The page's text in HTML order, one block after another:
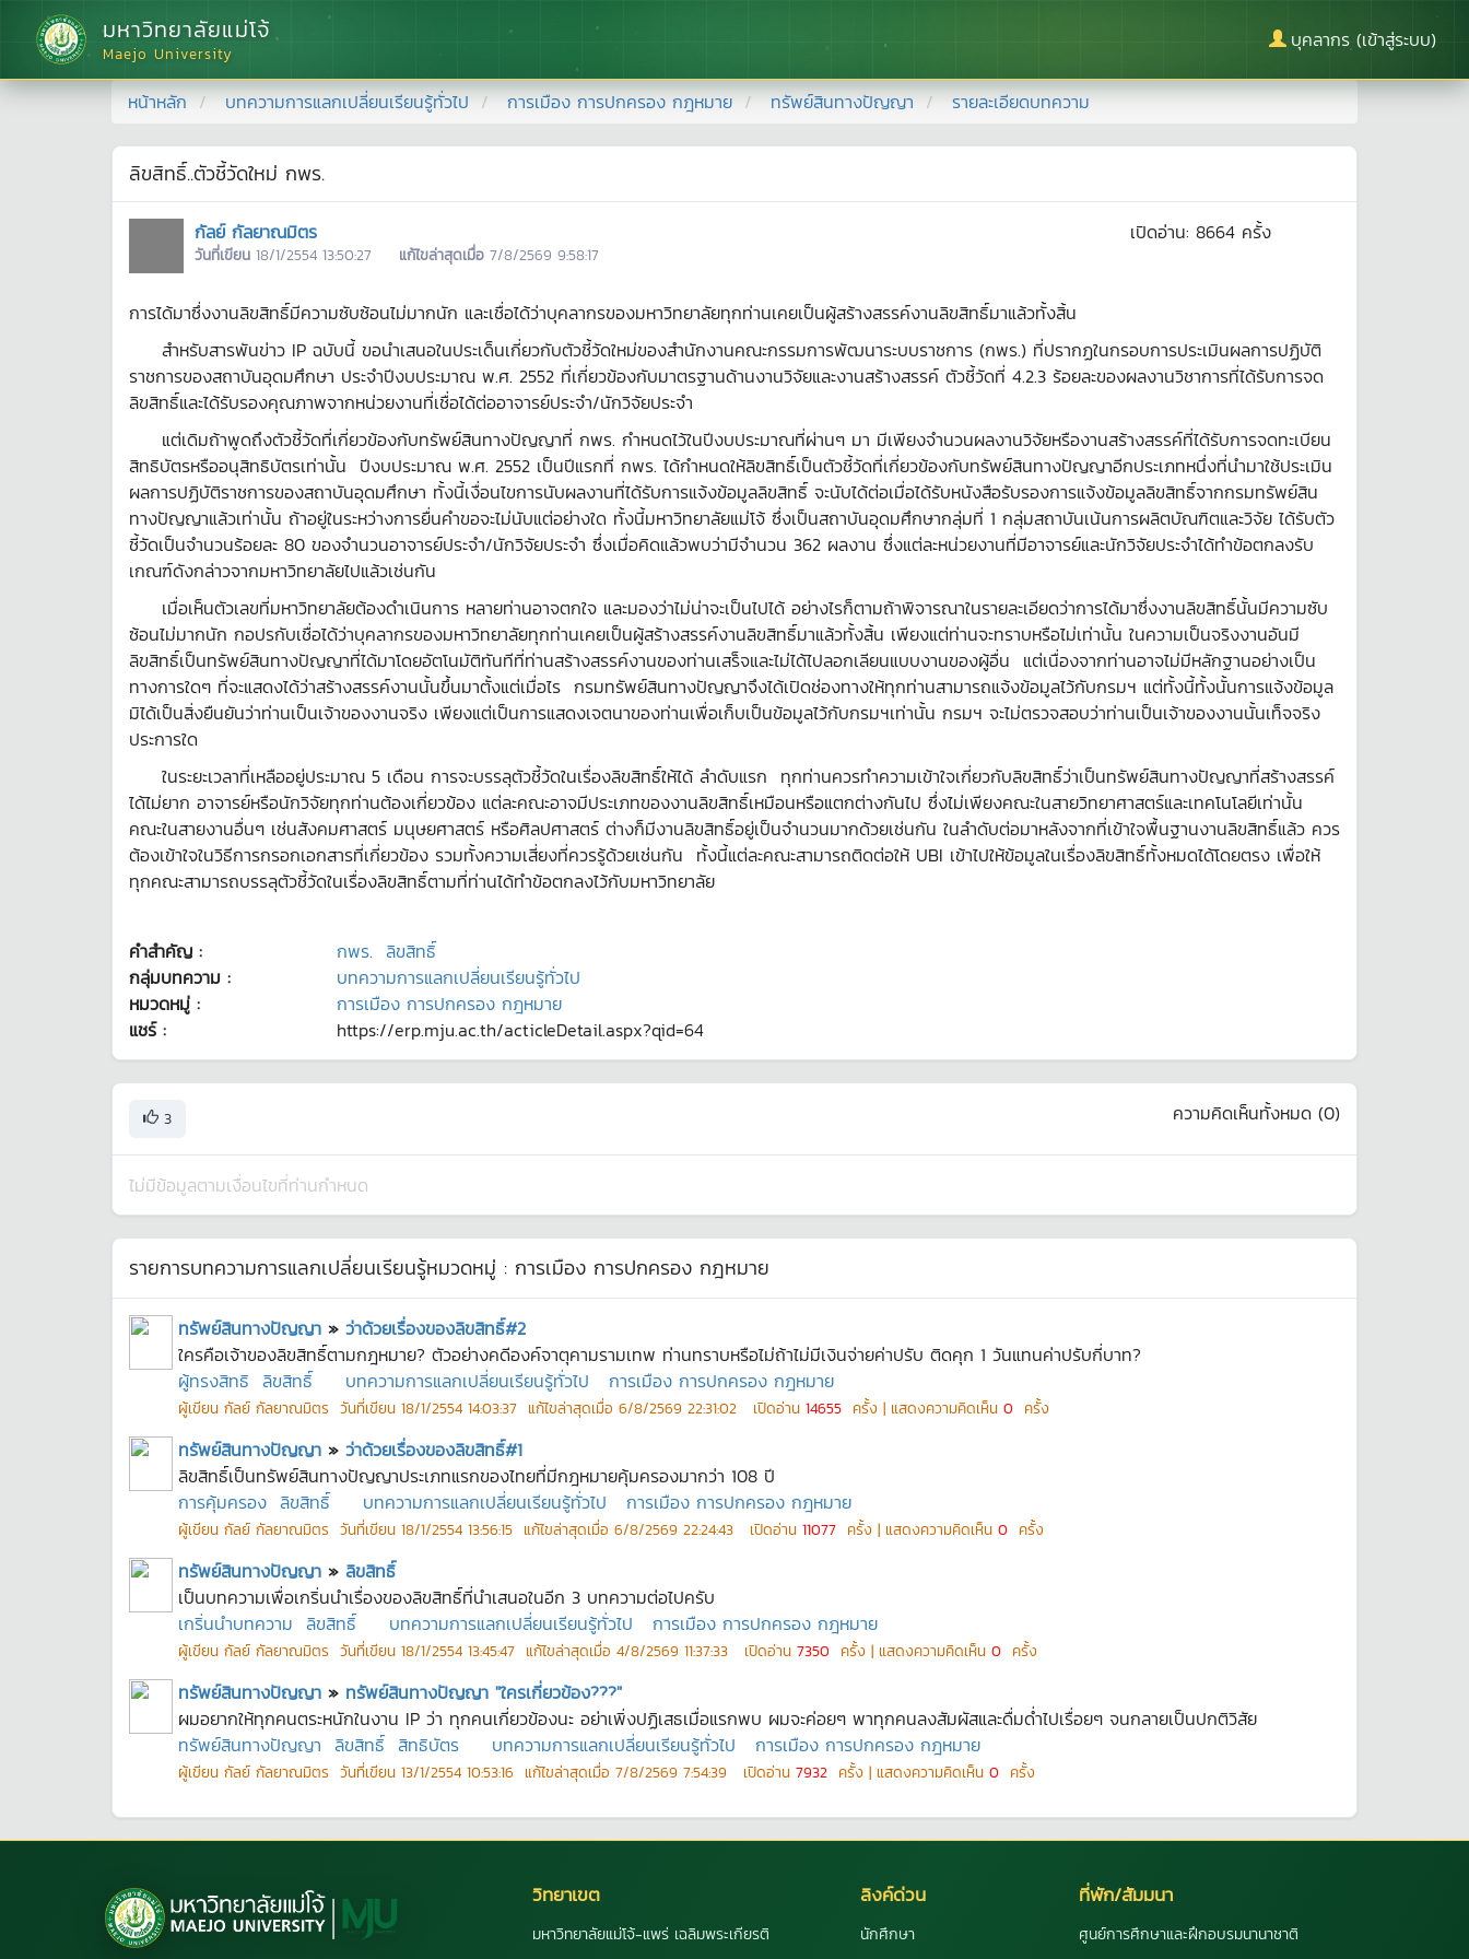
มหาวิทยาลัยแม่โจ้
Maejo University
บุคลากร (เข้าสู่ระบบ)
หน้าหลัก บทความการแลกเปลี่ยนเรียนรู้ทั่วไป การเมือง การปกครอง กฎหมาย ทรัพย์สินทางปัญญา รายละเอียดบทความ
ลิขสิทธิ์..ตัวชี้วัดใหม่ กพร.
กัลย์ กัลยาณมิตร
วันที่เขียน 18/1/2554 13:50:27 แก้ไขล่าสุดเมื่อ 7/8/2569 9:58:17
เปิดอ่าน: 8664 ครั้ง
การได้มาซึ่งงานลิขสิทธิ์มีความซับซ้อนไม่มากนัก และเชื่อได้ว่าบุคลากรของมหาวิทยาลัยทุกท่านเคยเป็นผู้สร้างสรรค์งานลิขสิทธิ์มาแล้วทั้งสิ้น
สำหรับสารพันข่าว IP ฉบับนี้ ขอนำเสนอในประเด็นเกี่ยวกับตัวชี้วัดใหม่ของสำนักงานคณะกรรมการพัฒนาระบบราชการ (กพร.) ที่ปรากฏในกรอบการประเมินผลการปฏิบัติ
ราชการของสถาบันอุดมศึกษา ประจำปีงบประมาณ พ.ศ. 2552 ที่เกี่ยวข้องกับมาตรฐานด้านงานวิจัยและงานสร้างสรรค์ ตัวชี้วัดที่ 4.2.3 ร้อยละของผลงานวิชาการที่ได้รับการจด
ลิขสิทธิ์และได้รับรองคุณภาพจากหน่วยงานที่เชื่อได้ต่ออาจารย์ประจำ/นักวิจัยประจำ
แต่เดิมถ้าพูดถึงตัวชี้วัดที่เกี่ยวข้องกับทรัพย์สินทางปัญญาที่ กพร. กำหนดไว้ในปีงบประมาณที่ผ่านๆ มา มีเพียงจำนวนผลงานวิจัยหรืองานสร้างสรรค์ที่ได้รับการจดทะเบียน
สิทธิบัตรหรืออนุสิทธิบัตรเท่านั้น ปีงบประมาณ พ.ศ. 2552 เป็นปีแรกที่ กพร. ได้กำหนดให้ลิขสิทธิ์เป็นตัวชี้วัดที่เกี่ยวข้องกับทรัพย์สินทางปัญญาอีกประเภทหนึ่งที่นำมาใช้ประเมิน
ผลการปฏิบัติราชการของสถาบันอุดมศึกษา ทั้งนี้เงื่อนไขการนับผลงานที่ได้รับการแจ้งข้อมูลลิขสิทธิ์ จะนับได้ต่อเมื่อได้รับหนังสือรับรองการแจ้งข้อมูลลิขสิทธิ์จากกรมทรัพย์สิน
ทางปัญญาแล้วเท่านั้น ถ้าอยู่ในระหว่างการยื่นคำขอจะไม่นับแต่อย่างใด ทั้งนี้มหาวิทยาลัยแม่โจ้ ซึ่งเป็นสถาบันอุดมศึกษากลุ่มที่ 1 กลุ่มสถาบันเน้นการผลิตบัณฑิตและวิจัย ได้รับตัว
ชี้วัดเป็นจำนวนร้อยละ 80 ของจำนวนอาจารย์ประจำ/นักวิจัยประจำ ซึ่งเมื่อคิดแล้วพบว่ามีจำนวน 362 ผลงาน ซึ่งแต่ละหน่วยงานที่มีอาจารย์และนักวิจัยประจำได้ทำข้อตกลงรับ
เกณฑ์ดังกล่าวจากมหาวิทยาลัยไปแล้วเช่นกัน
เมื่อเห็นตัวเลขที่มหาวิทยาลัยต้องดำเนินการ หลายท่านอาจตกใจ และมองว่าไม่น่าจะเป็นไปได้ อย่างไรก็ตามถ้าพิจารณาในรายละเอียดว่าการได้มาซึ่งงานลิขสิทธิ์นั้นมีความซับ
ซ้อนไม่มากนัก กอปรกับเชื่อได้ว่าบุคลากรของมหาวิทยาลัยทุกท่านเคยเป็นผู้สร้างสรรค์งานลิขสิทธิ์มาแล้วทั้งสิ้น เพียงแต่ท่านจะทราบหรือไม่เท่านั้น ในความเป็นจริงงานอันมี
ลิขสิทธิ์เป็นทรัพย์สินทางปัญญาที่ได้มาโดยอัตโนมัติทันทีที่ท่านสร้างสรรค์งานของท่านเสร็จและไม่ได้ไปลอกเลียนแบบงานของผู้อื่น แต่เนื่องจากท่านอาจไม่มีหลักฐานอย่างเป็น
ทางการใดๆ ที่จะแสดงได้ว่าสร้างสรรค์งานนั้นขึ้นมาตั้งแต่เมื่อไร กรมทรัพย์สินทางปัญญาจึงได้เปิดช่องทางให้ทุกท่านสามารถแจ้งข้อมูลไว้กับกรมฯ แต่ทั้งนี้ทั้งนั้นการแจ้งข้อมูล
มิได้เป็นสิ่งยืนยันว่าท่านเป็นเจ้าของงานจริง เพียงแต่เป็นการแสดงเจตนาของท่านเพื่อเก็บเป็นข้อมูลไว้กับกรมฯเท่านั้น กรมฯ จะไม่ตรวจสอบว่าท่านเป็นเจ้าของงานนั้นเท็จจริง
ประการใด
ในระยะเวลาที่เหลืออยู่ประมาณ 5 เดือน การจะบรรลุตัวชี้วัดในเรื่องลิขสิทธิ์ให้ได้ ลำดับแรก ทุกท่านควรทำความเข้าใจเกี่ยวกับลิขสิทธิ์ว่าเป็นทรัพย์สินทางปัญญาที่สร้างสรรค์
ได้ไม่ยาก อาจารย์หรือนักวิจัยทุกท่านต้องเกี่ยวข้อง แต่ละคณะอาจมีประเภทของงานลิขสิทธิ์เหมือนหรือแตกต่างกันไป ซึ่งไม่เพียงคณะในสายวิทยาศาสตร์และเทคโนโลยีเท่านั้น
คณะในสายงานอื่นๆ เช่นสังคมศาสตร์ มนุษยศาสตร์ หรือศิลปศาสตร์ ต่างก็มีงานลิขสิทธิ์อยู่เป็นจำนวนมากด้วยเช่นกัน ในลำดับต่อมาหลังจากที่เข้าใจพื้นฐานงานลิขสิทธิ์แล้ว ควร
ต้องเข้าใจในวิธีการกรอกเอกสารที่เกี่ยวข้อง รวมทั้งความเสี่ยงที่ควรรู้ด้วยเช่นกัน ทั้งนี้แต่ละคณะสามารถติดต่อให้ UBI เข้าไปให้ข้อมูลในเรื่องลิขสิทธิ์ทั้งหมดได้โดยตรง เพื่อให้
ทุกคณะสามารถบรรลุตัวชี้วัดในเรื่องลิขสิทธิ์ตามที่ท่านได้ทำข้อตกลงไว้กับมหาวิทยาลัย
คำสำคัญ : กพร. ลิขสิทธิ์
กลุ่มบทความ :
บทความการแลกเปลี่ยนเรียนรู้ทั่วไป
หมวดหมู่ :
การเมือง การปกครอง กฎหมาย
แชร์ :
https://erp.mju.ac.th/acticleDetail.aspx?qid=64
3 ความคิดเห็นทั้งหมด (0)
ไม่มีข้อมูลตามเงื่อนไขที่ท่านกำหนด
รายการบทความการแลกเปลี่ยนเรียนรู้หมวดหมู่ : การเมือง การปกครอง กฎหมาย
ทรัพย์สินทางปัญญา » ว่าด้วยเรื่องของลิขสิทธิ์#2
ใครคือเจ้าของลิขสิทธิ์ตามกฎหมาย? ตัวอย่างคดีองค์จาตุคามรามเทพ ท่านทราบหรือไม่ถ้าไม่มีเงินจ่ายค่าปรับ ติดคุก 1 วันแทนค่าปรับกี่บาท?
ผู้ทรงสิทธิ ลิขสิทธิ์ บทความการแลกเปลี่ยนเรียนรู้ทั่วไป การเมือง การปกครอง กฎหมาย
ผู้เขียน กัลย์ กัลยาณมิตร วันที่เขียน 18/1/2554 14:03:37 แก้ไขล่าสุดเมื่อ 6/8/2569 22:31:02 เปิดอ่าน 14655 ครั้ง | แสดงความคิดเห็น 0 ครั้ง
ทรัพย์สินทางปัญญา » ว่าด้วยเรื่องของลิขสิทธิ์#1
ลิขสิทธิ์เป็นทรัพย์สินทางปัญญาประเภทแรกของไทยที่มีกฎหมายคุ้มครองมากว่า 108 ปี
การคุ้มครอง ลิขสิทธิ์ บทความการแลกเปลี่ยนเรียนรู้ทั่วไป การเมือง การปกครอง กฎหมาย
ผู้เขียน กัลย์ กัลยาณมิตร วันที่เขียน 18/1/2554 13:56:15 แก้ไขล่าสุดเมื่อ 6/8/2569 22:24:43 เปิดอ่าน 11077 ครั้ง | แสดงความคิดเห็น 0 ครั้ง
ทรัพย์สินทางปัญญา » ลิขสิทธิ์
เป็นบทความเพื่อเกริ่นนำเรื่องของลิขสิทธิ์ที่นำเสนอในอีก 3 บทความต่อไปครับ
เกริ่นนำบทความ ลิขสิทธิ์ บทความการแลกเปลี่ยนเรียนรู้ทั่วไป การเมือง การปกครอง กฎหมาย
ผู้เขียน กัลย์ กัลยาณมิตร วันที่เขียน 18/1/2554 13:45:47 แก้ไขล่าสุดเมื่อ 4/8/2569 11:37:33 เปิดอ่าน 7350 ครั้ง | แสดงความคิดเห็น 0 ครั้ง
ทรัพย์สินทางปัญญา » ทรัพย์สินทางปัญญา "ใครเกี่ยวข้อง???"
ผมอยากให้ทุกคนตระหนักในงาน IP ว่า ทุกคนเกี่ยวข้องนะ อย่าเพิ่งปฏิเสธเมื่อแรกพบ ผมจะค่อยๆ พาทุกคนลงสัมผัสและดื่มด่ำไปเรื่อยๆ จนกลายเป็นปกติวิสัย
ทรัพย์สินทางปัญญา ลิขสิทธิ์ สิทธิบัตร บทความการแลกเปลี่ยนเรียนรู้ทั่วไป การเมือง การปกครอง กฎหมาย
ผู้เขียน กัลย์ กัลยาณมิตร วันที่เขียน 13/1/2554 10:53:16 แก้ไขล่าสุดเมื่อ 7/8/2569 7:54:39 เปิดอ่าน 7932 ครั้ง | แสดงความคิดเห็น 0 ครั้ง
วิทยาเขต
มหาวิทยาลัยแม่โจ้-แพร่ เฉลิมพระเกียรติ
ลิงค์ด่วน
นักศึกษา
ที่พัก/สัมมนา
ศูนย์การศึกษาและฝึกอบรมนานาชาติ